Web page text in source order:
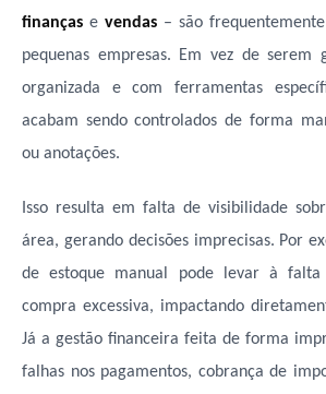
finanças e vendas – são
pequenas empresas. Em vez de serem
organizada e com ferramentas
acabam sendo controlados de forma
ou anotações.
Isso resulta em falta de visibilidade
área, gerando decisões imprecisas. Por
de estoque manual pode levar à
compra excessiva, impactando
Já a gestão financeira feita de forma
falhas nos pagamentos, cobrança de